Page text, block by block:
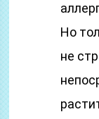
Но
не